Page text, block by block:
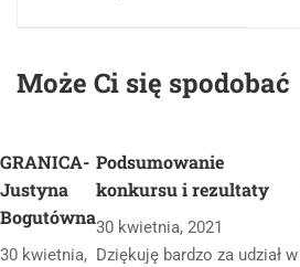
Może Ci się spodobać
GRANICA-
Justyna
Bogutówna
30 kwietnia,
Podsumowanie
konkursu i rezultaty
30 kwietnia, 2021
Dziękuję bardzo za udział w